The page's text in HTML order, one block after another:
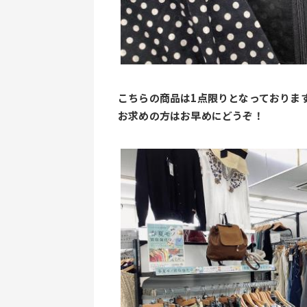
こちらの商品は1点限りとなっておりま
お求めの方はお早めにどうぞ！